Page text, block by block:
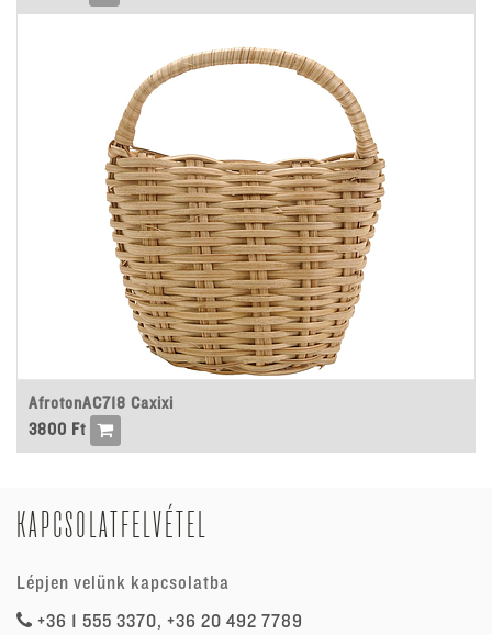
AfrotonAC718 Caxixi
3800 Ft
KAPCSOLATFELVÉTEL
Lépjen velünk kapcsolatba
+36 1 555 3370, +36 20 492 7789